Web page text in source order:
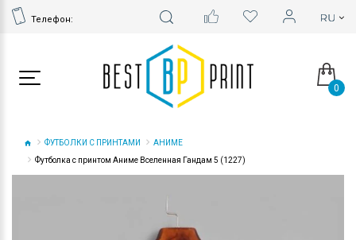
Телефон:
0
ФУТБОЛКИ С ПРИНТАМИ
АНИМЕ
Футболка с принтом Аниме Вселенная Гандам 5 (1227)